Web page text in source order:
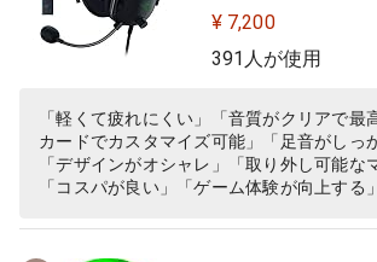
THX 7.1ch 立体音
タンコート50mm
高遮音性イヤーカ
PS4 PS5 Nintendo
¥ 7,200
391人が使用
「軽くて疲れにくい」「音質がクリアで最
カードでカスタマイズ可能」「足音がしっ
「デザインがオシャレ」「取り外し可能な
「コスパが良い」「ゲーム体験が向上する」